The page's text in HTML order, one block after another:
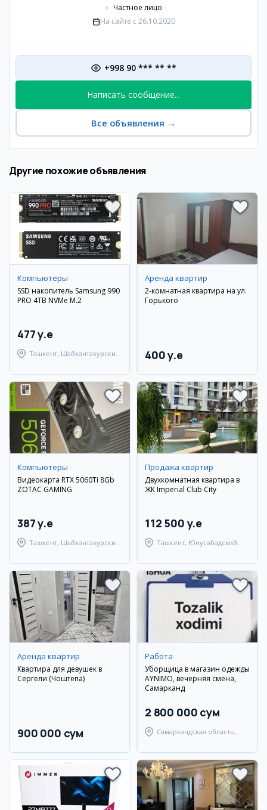
Частное лицо
На сайте с 26.10.2020
+998 90 *** ** **
Написать сообщение...
Все объявления →
Другие похожие объявления
Компьютеры
SSD накопитель Samsung 990
PRO 4TB NVMe M.2
477 y.e
Ташкент, Шайхантахурский
Аренда квартир
2-комнатная квартира на ул.
Горького
400 y.e
Компьютеры
Видеокарта RTX 5060Ti 8Gb
ZOTAC GAMING
387 y.e
Ташкент, Шайхантахурский
Продажа квартир
Двухкомнатная квартира в
ЖК Imperial Club City
112 500 y.e
Ташкент, Юнусабадский
Аренда квартир
Квартира для девушек в
Сергели (Чоштепа)
900 000 сум
Работа
Уборщица в магазин одежды
AYNIMO, вечерняя смена,
Самарканд
2 800 000 сум
Самаркандская область,